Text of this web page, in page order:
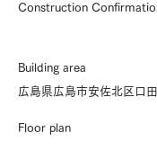
Construction
Building area
広島県広島市安佐北区口
Floor plan